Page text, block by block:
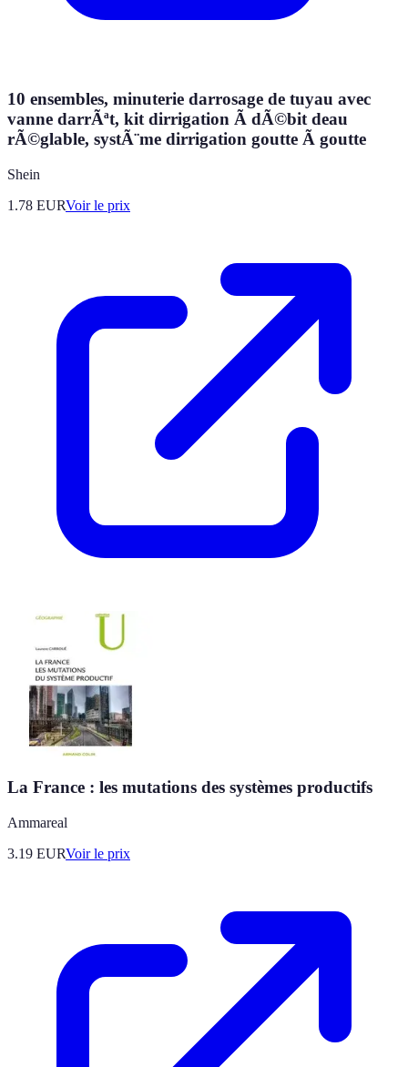
10 ensembles, minuterie darrosage de tuyau avec
vanne darrÃªt, kit dirrigation Ã dÃ©bit deau
rÃ©glable, systÃ¨me dirrigation goutte Ã goutte
Shein
1.78 EURVoir le prix
La France : les mutations des systèmes productifs
Ammareal
3.19 EURVoir le prix